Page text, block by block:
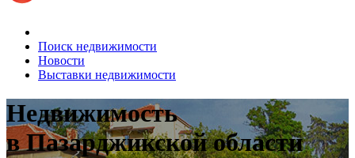
Поиск недвижимости
Новости
Выставки недвижимости
Недвижимость
в Пазарджикской области